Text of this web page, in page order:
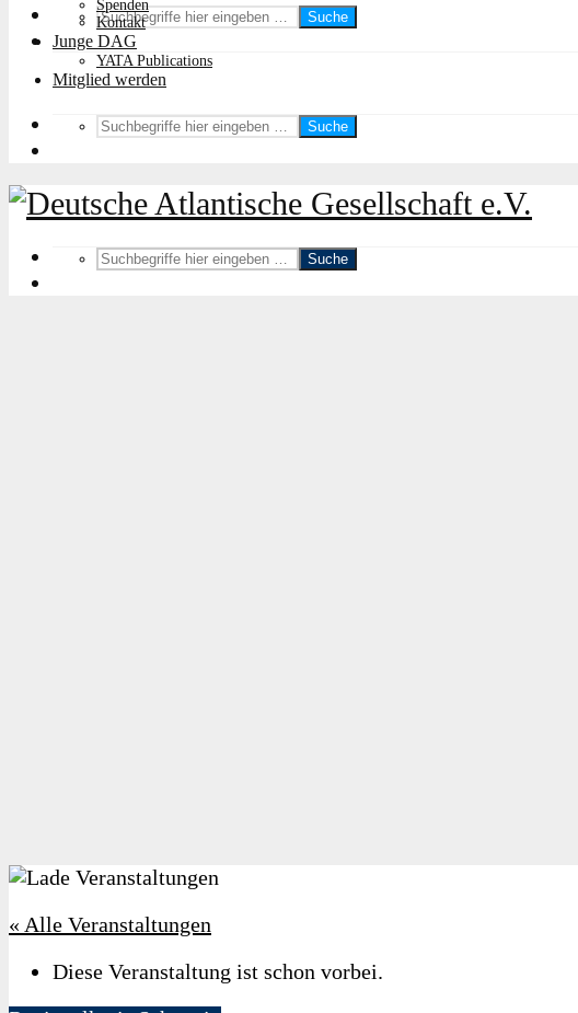
Suche
Spenden
Kontakt
Junge DAG
YATA Publications
Mitglied werden
Suche
Suche
« Alle Veranstaltungen
Diese Veranstaltung ist schon vorbei.